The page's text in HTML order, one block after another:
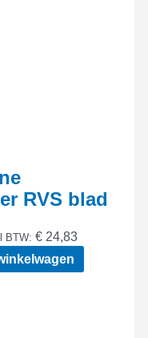
RVS blad
BTW: € 24,83